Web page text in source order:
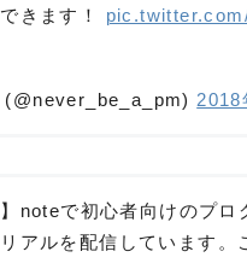
きます！
2018
】noteで初心者向けのプロ
アルを配信しています。